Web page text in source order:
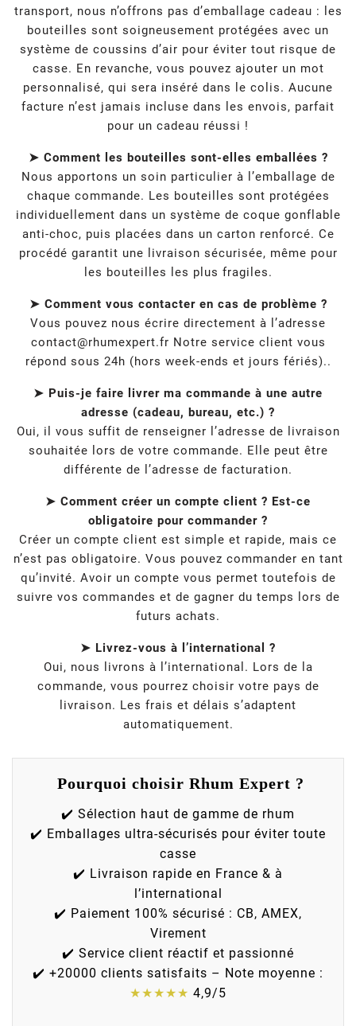
transport, nous n’offrons pas d’emballage cadeau : les
bouteilles sont soigneusement protégées avec un
système de coussins d’air pour éviter tout risque de
casse. En revanche, vous pouvez ajouter un mot
personnalisé, qui sera inséré dans le colis. Aucune
facture n’est jamais incluse dans les envois, parfait
pour un cadeau réussi !
➤ Comment les bouteilles sont-elles emballées ?
Nous apportons un soin particulier à l’emballage de
chaque commande. Les bouteilles sont protégées
individuellement dans un système de coque gonflable
anti-choc, puis placées dans un carton renforcé. Ce
procédé garantit une livraison sécurisée, même pour
les bouteilles les plus fragiles.
➤ Comment vous contacter en cas de problème ?
Vous pouvez nous écrire directement à l’adresse
contact@rhumexpert.fr Notre service client vous
répond sous 24h (hors week-ends et jours fériés)..
➤ Puis-je faire livrer ma commande à une autre
adresse (cadeau, bureau, etc.) ?
Oui, il vous suffit de renseigner l’adresse de livraison
souhaitée lors de votre commande. Elle peut être
différente de l’adresse de facturation.
➤ Comment créer un compte client ? Est-ce
obligatoire pour commander ?
Créer un compte client est simple et rapide, mais ce
n’est pas obligatoire. Vous pouvez commander en tant
qu’invité. Avoir un compte vous permet toutefois de
suivre vos commandes et de gagner du temps lors de
futurs achats.
➤ Livrez-vous à l’international ?
Oui, nous livrons à l’international. Lors de la
commande, vous pourrez choisir votre pays de
livraison. Les frais et délais s’adaptent
automatiquement.
Pourquoi choisir Rhum Expert ?
✔️ Sélection haut de gamme de rhum
✔️ Emballages ultra-sécurisés pour éviter toute
casse
✔️ Livraison rapide en France & à
l’international
✔️ Paiement 100% sécurisé : CB, AMEX,
Virement
✔️ Service client réactif et passionné
✔️ +20000 clients satisfaits – Note moyenne :
★★★★★ 4,9/5